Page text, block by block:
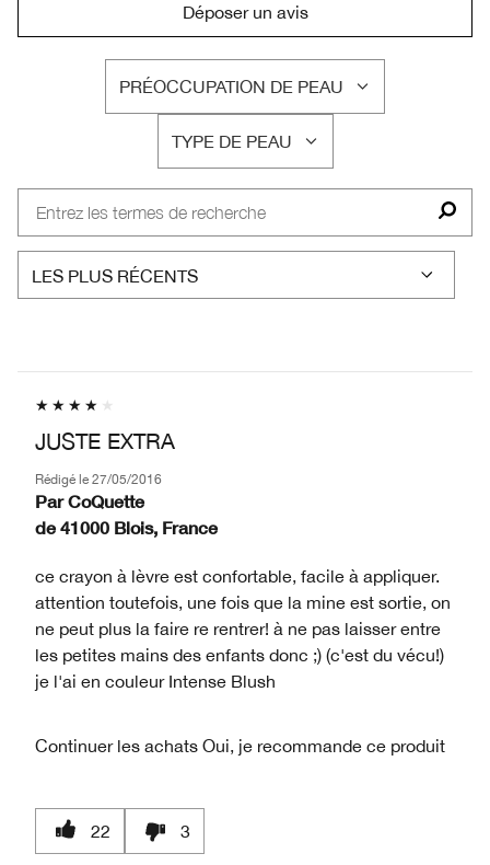
Déposer un avis
PRÉOCCUPATION DE PEAU
FRANÇAIS
TYPE DE PEAU
FRANÇAIS
JUSTE EXTRA
Rédigé le 27/05/2016
Par CoQuette
de 41000 Blois, France
ce crayon à lèvre est confortable, facile à appliquer.
attention toutefois, une fois que la mine est sortie, on
ne peut plus la faire re rentrer! à ne pas laisser entre
les petites mains des enfants donc ;) (c'est du vécu!)
je l'ai en couleur Intense Blush
Continuer les achats Oui, je recommande ce produit
22 3